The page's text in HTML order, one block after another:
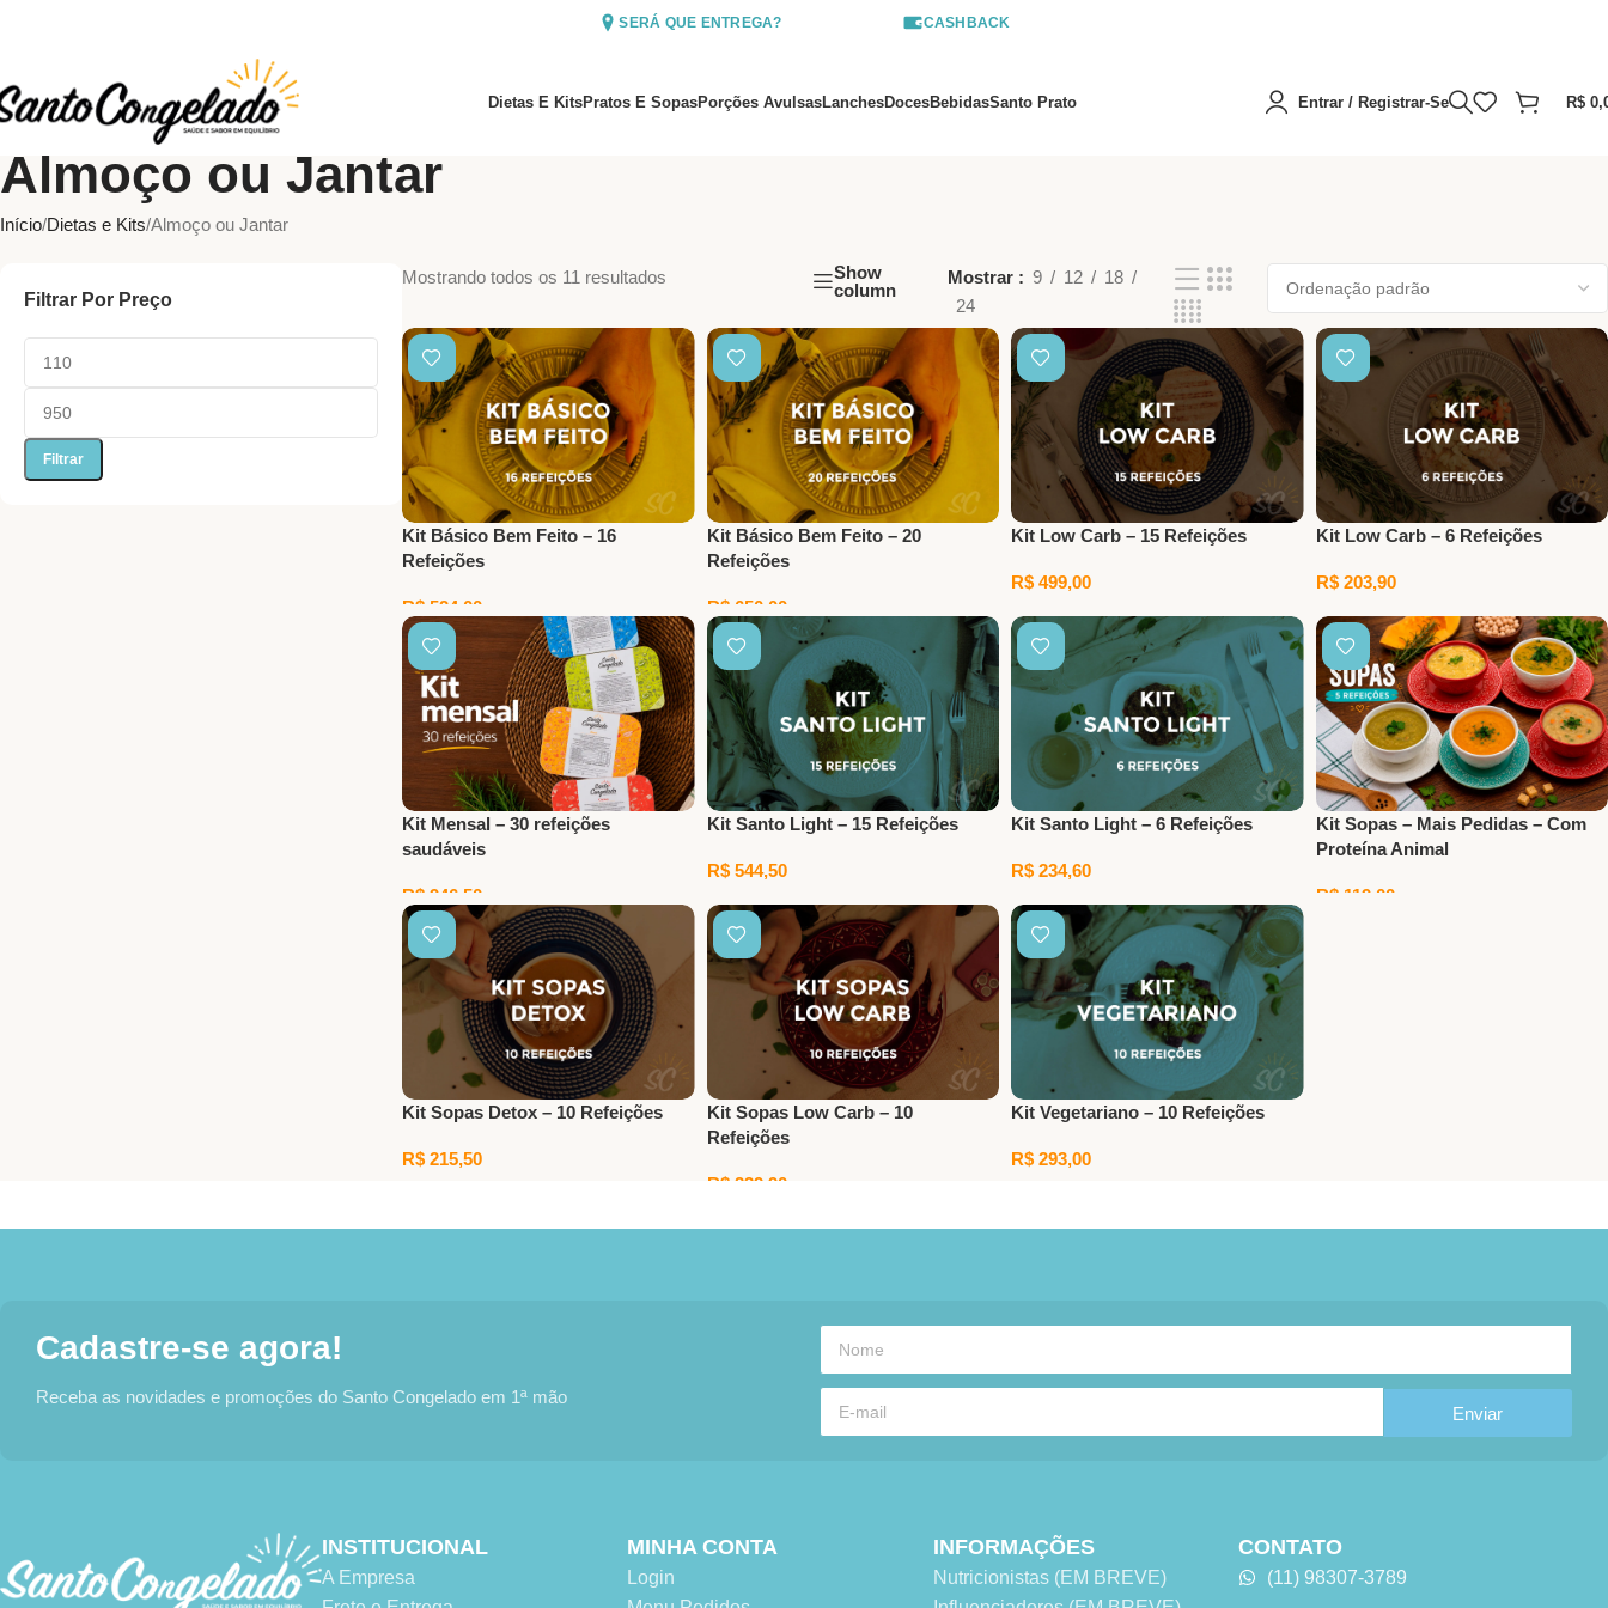
SERÁ QUE ENTREGA? CASHBACK
Dietas E KitsPratos E SopasPorções AvulsasLanchesDocesBebidasSanto Prato Entrar / Registrar-Se R$
Almoço ou Jantar
Início Dietas e Kits Almoço ou Jantar
Filtrar Por Preço
Filtrar
Mostrando todos os 11 resultados
Show
column
Mostrar 9 12
18
24
Kit Básico Bem Feito – 16
Refeições
R$ 524,00
Adicionar Ao Carrinho
Kit Básico Bem Feito – 20
Refeições
R$650,00
Adicionar Ao Carrinho
Kit Low Carb – 15 Refeições
R$ 499,00
Adicionar Ao Carrinho
Kit Low Carb – 6 Refeições
R$203,90
Adicionar Ao Carrinho
Kit Mensal – 30 refeições
saudáveis
R$ 946,50
Adicionar Ao Carrinho
Kit Santo Light – 15 Refeições
R$544,50
Adicionar Ao Carrinho
Kit Santo Light – 6 Refeições
R$ 234,60
Adicionar Ao Carrinho
Kit Sopas – Mais Pedidas – Com
Proteína Animal
R$119,00
Kit Sopas Detox – 10 Refeições
R$ 215,50
Kit Sopas Low Carb – 10
Refeições
R$239,90
Kit Vegetariano – 10 Refeições
R$ 293,00
Cadastre-se agora!
Receba as novidades e promoções do Santo Congelado em 1ª mão
Enviar
INSTITUCIONAL
A Empresa
MINHA CONTA
Login
INFORMAÇÕES
Nutricionistas (EM BREVE)
CONTATO
(11) 98307-3789